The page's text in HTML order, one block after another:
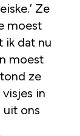
Ze
moest
ik dat nu
moest
ze
visjes in
uit ons